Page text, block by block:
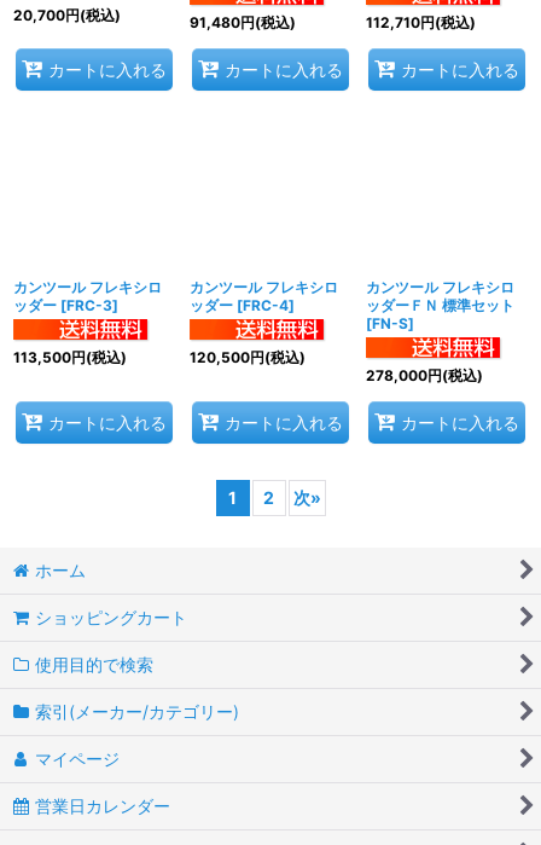
20,700円(税込)
カートに入れる
91,480円(税込)
カートに入れる
112,710円(税込)
カートに入れる
カンツール フレキシロ
ッダー [FRC-3]
113,500円(税込)
カートに入れる
カンツール フレキシロ
ッダー [FRC-4]
120,500円(税込)
カートに入れる
カンツール フレキシロ
ッダーＦＮ 標準セット
[FN-S]
278,000円(税込)
カートに入れる
1 2 次»
ホーム
ショッピングカート
使用目的で検索
索引(メーカー/カテゴリー)
マイページ
営業日カレンダー